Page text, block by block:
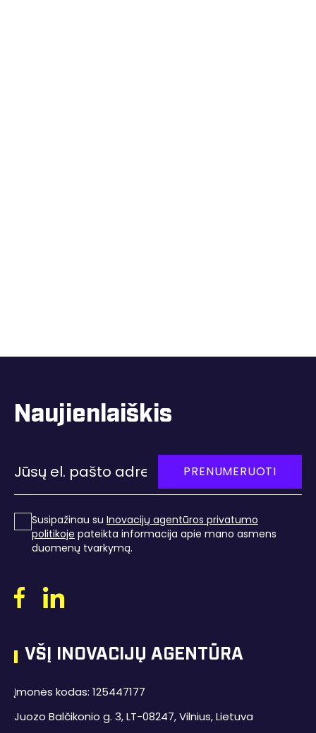
Naujienlaiškis
PRENUMERUOTI
Susipažinau su Inovacijų agentūros privatumo
politikoje pateikta informacija apie mano asmens
duomenų tvarkymą.
VŠĮ INOVACIJŲ AGENTŪRA
Įmonės kodas: 125447177
Juozo Balčikonio g. 3, LT-08247, Vilnius, Lietuva